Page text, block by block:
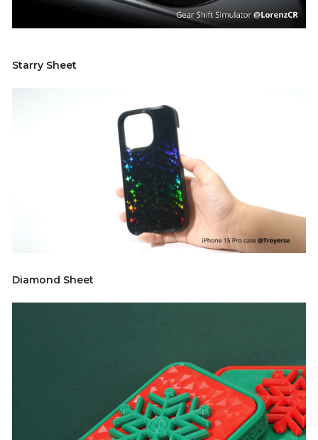
Starry Sheet
Diamond Sheet